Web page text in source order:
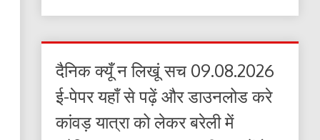
दैनिक क्यूँ न लिखूं सच 09.08.2026
ई-पेपर यहाँ से पढ़ें और डाउनलोड करे
कांवड़ यात्रा को लेकर बरेली में